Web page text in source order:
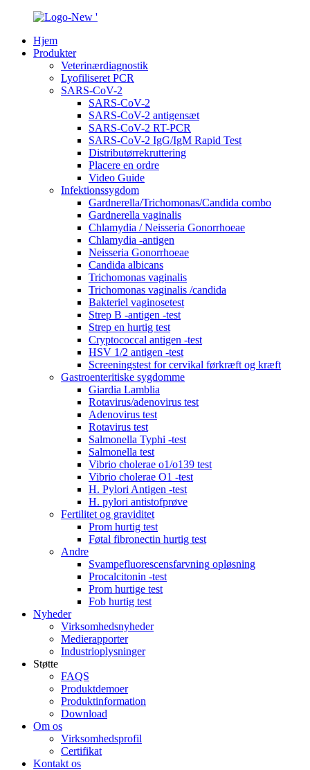
Hjem
Produkter
Veterinærdiagnostik
Lyofiliseret PCR
SARS-CoV-2
SARS-CoV-2
SARS-CoV-2 antigensæt
SARS-CoV-2 RT-PCR
SARS-CoV-2 IgG/IgM Rapid Test
Distributørrekruttering
Placere en ordre
Video Guide
Infektionssygdom
Gardnerella/Trichomonas/Candida combo
Gardnerella vaginalis
Chlamydia / Neisseria Gonorrhoeae
Chlamydia -antigen
Neisseria Gonorrhoeae
Candida albicans
Trichomonas vaginalis
Trichomonas vaginalis /candida
Bakteriel vaginosetest
Strep B -antigen -test
Strep en hurtig test
Cryptococcal antigen -test
HSV 1/2 antigen -test
Screeningstest for cervikal førkræft og kræft
Gastroenteritiske sygdomme
Giardia Lamblia
Rotavirus/adenovirus test
Adenovirus test
Rotavirus test
Salmonella Typhi -test
Salmonella test
Vibrio cholerae o1/o139 test
Vibrio cholerae O1 -test
H. Pylori Antigen -test
H. pylori antistofprøve
Fertilitet og graviditet
Prom hurtig test
Føtal fibronectin hurtig test
Andre
Svampefluorescensfarvning opløsning
Procalcitonin -test
Prom hurtige test
Fob hurtig test
Nyheder
Virksomhedsnyheder
Medierapporter
Industrioplysninger
Støtte
FAQS
Produktdemoer
Produktinformation
Download
Om os
Virksomhedsprofil
Certifikat
Kontakt os